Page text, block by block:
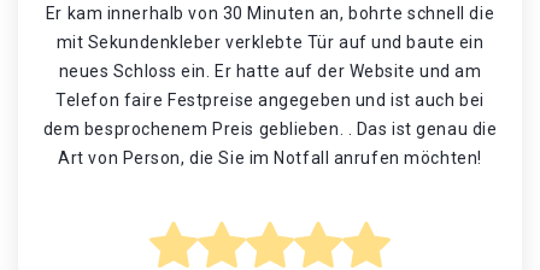
Er kam innerhalb von 30 Minuten an, bohrte schnell die
mit Sekundenkleber verklebte Tür auf und baute ein
neues Schloss ein. Er hatte auf der Website und am
Telefon faire Festpreise angegeben und ist auch bei
dem besprochenem Preis geblieben. . Das ist genau die
Art von Person, die Sie im Notfall anrufen möchten!